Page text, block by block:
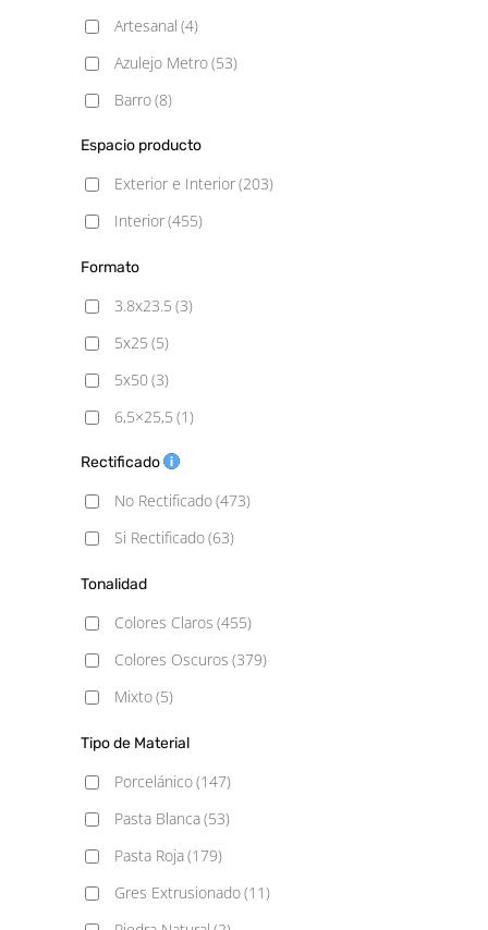
Semipulido (3)
Artesanal (4)
Azulejo Metro(53)
Barro(8)
Blancos (31)
Cemento
(49)
Decorado (3)
Mármol(22)
Metálico (6)
Monocolor(82)
Piedra
Rústico (84)
Vintage (7)
Espacio producto
Exterior e Interior(203)
Interior(455)
Formato
3.8x23.5 (3)
5x25 (5)
5x50 (3)
6,5×25,5 (1)
6,9x24 (1)
6.2x25
(1)
6.5x26.1
7.5x15(16)
7.5x20(1)
7.5x30(6)
10x10 (7)
10x10 Rugosa(1)
Rectificado
No Rectificado(473)
Si Rectificado(63)
Tonalidad
Colores Claros (455)
Colores Oscuros (379)
Mixto(5)
Tipo de Material
Porcelánico(147)
Pasta Blanca(53)
Pasta Roja(179)
Gres Extrusionado(11)